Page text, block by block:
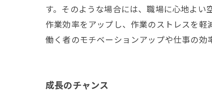
す。そのような場合には、職場に心地よい
作業効率をアップし、作業のストレスを
働く者のモチベーションアップや仕事の効
成長のチャンス